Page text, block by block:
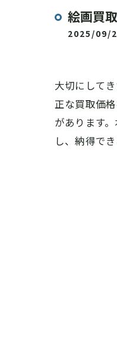
絵画買
2025/09/
大切にして
正な買取価
があります
し、納得で